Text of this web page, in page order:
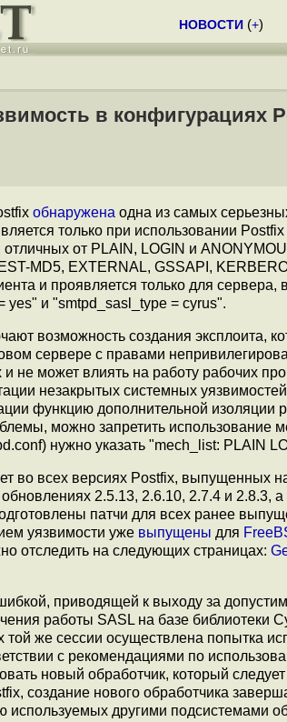
НОВОСТИ (+)
в конфигурациях
обнаружена одна из самых
только при использовании
от PLAIN, LOGIN и
MD5, EXTERNAL, GSSAPI,
и проявляется только для
yes" и "smtpd_sasl_type = cyrus".
возможность создания эксплоита,
сервере с правами
не может влиять на работу рабочих
незакрытых системных
функцию дополнительной
можно запретить использование
нужно указать "mech_list: PLAIN
во всех версиях Postfix, выпущенных
2.5.13, 2.6.10, 2.7.4 и 2.8.3,
патчи для всех ранее
уязвимости уже выпущены для
отследить на следующих страницах:
приводящей к выходу за
работы SASL на базе библиотеки
той же сессии осуществлена попытка
с рекомендациями по
новый обработчик, который
создание нового обработчика
используемых другими подсистемами